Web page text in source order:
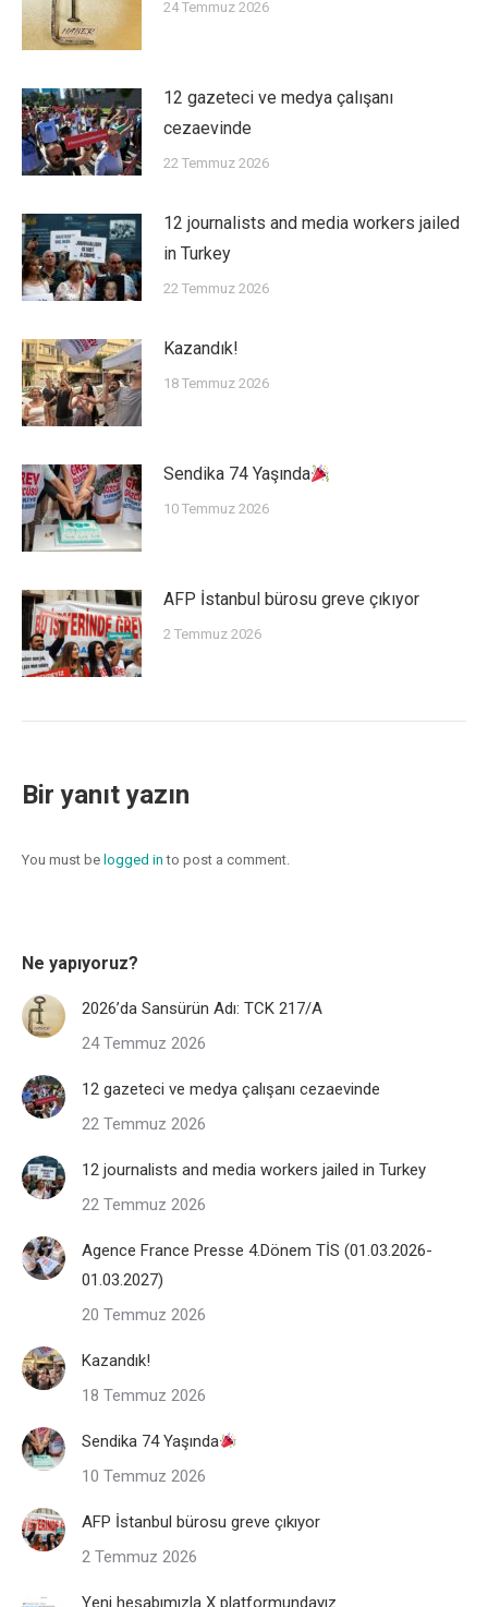
24 Temmuz 2026
12 gazeteci ve medya çalışanı
cezaevinde
22 Temmuz 2026
12 journalists and media workers jailed
in Turkey
22 Temmuz 2026
Kazandık!
18 Temmuz 2026
Sendika 74 Yaşında
10 Temmuz 2026
AFP İstanbul bürosu greve çıkıyor
2 Temmuz 2026
Bir yanıt yazın
You must be logged in to post a comment.
Ne yapıyoruz?
2026’da Sansürün Adı: TCK 217/A
24 Temmuz 2026
12 gazeteci ve medya çalışanı cezaevinde
22 Temmuz 2026
12 journalists and media workers jailed in Turkey
22 Temmuz 2026
Agence France Presse 4.Dönem TİS (01.03.2026-
01.03.2027)
20 Temmuz 2026
Kazandık!
18 Temmuz 2026
Sendika 74 Yaşında
10 Temmuz 2026
AFP İstanbul bürosu greve çıkıyor
2 Temmuz 2026
Yeni hesabımızla X platformundayız